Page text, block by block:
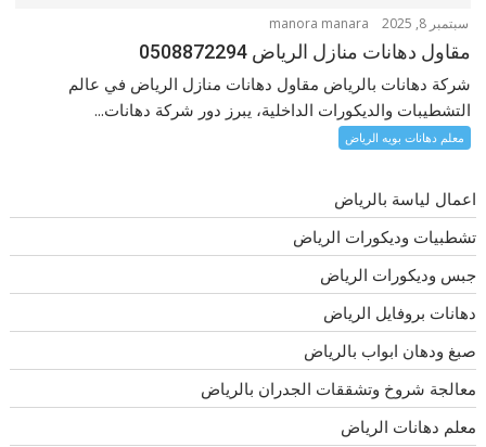
سبتمبر 8, 2025 manora manara
مقاول دهانات منازل الرياض 0508872294
شركة دهانات بالرياض مقاول دهانات منازل الرياض في عالم
التشطيبات والديكورات الداخلية، يبرز دور شركة دهانات...
معلم دهانات بويه الرياض
اعمال لياسة بالرياض
تشطبيات وديكورات الرياض
جبس وديكورات الرياض
دهانات بروفايل الرياض
صبغ ودهان ابواب بالرياض
معالجة شروخ وتشققات الجدران بالرياض
معلم دهانات الرياض